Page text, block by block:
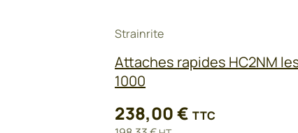
Strainrite
Attaches rapides HC2NM
1000
238,00€ TTC